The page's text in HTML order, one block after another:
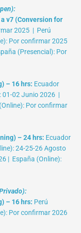
v7 (Conversion for
2025 | Perú
Por confirmar 2025
(Presencial): Por
– 16 hrs: Ecuador
01-02 Junio 2026 |
Por confirmar
– 24 hrs: Ecuador
24-25-26 Agosto
| España (Online):
– 16 hrs: Perú
Por confirmar 2026